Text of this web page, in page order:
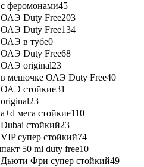
феромонами45
Duty Free203
Duty Free134
в тубе0
Duty Free68
ОАЭ original23
мешочке ОАЭ Duty Free40
стойкие31
23
мега стойкие110
стойкий23
супер стойкий74
50 ml duty free10
Фри супер стойкий49